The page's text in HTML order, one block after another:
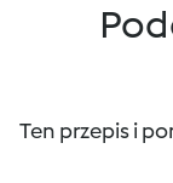
Ten przepis i